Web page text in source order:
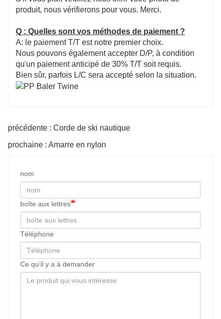
produit, nous vérifierons pour vous. Merci.
Q : Quelles sont vos méthodes de paiement ?
A: le paiement T/T est notre premier choix.
Nous pouvons également accepter D/P, à condition
qu'un paiement anticipé de 30% T/T soit requis.
Bien sûr, parfois L/C sera accepté selon la situation.
précédente : Corde de ski nautique
prochaine : Amarre en nylon
nom
boîte aux lettres
Téléphone
Ce qu’il y a à demander